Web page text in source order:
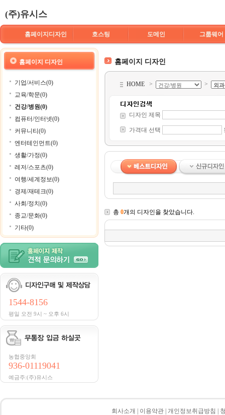
(주)유시스
홈페이지디자인 호스팅 도메인 그룹웨어
홈페이지 디자인
기업/서비스(0)
교육/학문(0)
건강/병원(0)
컴퓨터/인터넷(0)
커뮤니티(0)
엔터테인먼트(0)
생활/가정(0)
레저/스포츠(0)
여행/세계정보(0)
경제/재테크(0)
사회/정치(0)
종교/문화(0)
기타(0)
1544-8156
평일 오전 9시 ~ 오후 6시
농협중앙회
936-01119041
예금주:(주)유시스
홈페이지 디자인
HOME > >
디자인 제목
가격대 선택
총 0개의 디자인을 찾았습니다.
회사소개 이용약관 개인정보취급방침